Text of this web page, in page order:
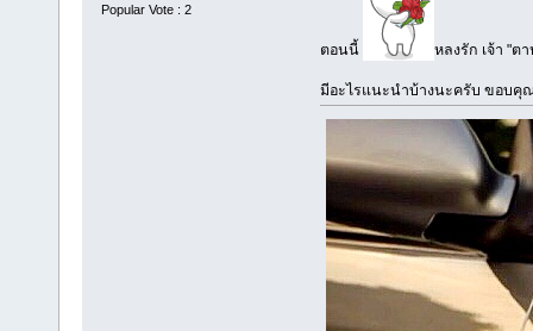
Popular Vote : 2
ตอนนี้ หลงรัก เจ้า "ต
มีอะไรแนะนำบ้างนะครับ ขอบคุ